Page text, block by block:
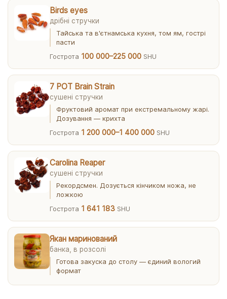
Birds eyes
дрібні стручки
Тайська та в'єтнамська кухня, том ям, гострі
пасти
Гострота 100 000–225 000 SHU
7 POT Brain Strain
сушені стручки
Фруктовий аромат при екстремальному жарі.
Дозування — крихта
Гострота 1 200 000–1 400 000 SHU
Carolina Reaper
сушені стручки
Рекордсмен. Дозується кінчиком ножа, не
ложкою
Гострота 1 641 183 SHU
Якан маринований
банка, в розсолі
Готова закуска до столу — єдиний вологий
формат